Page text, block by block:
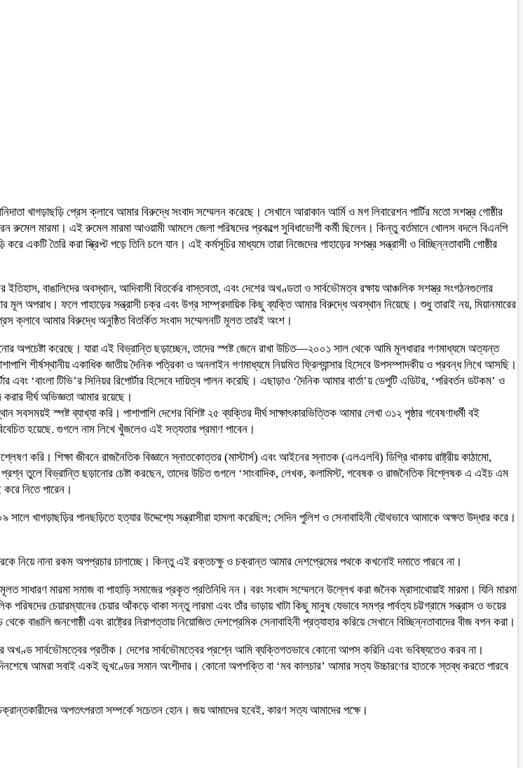
খাগড়াছড়ি প্রেস ক্লাবে আমার বিরুদ্ধে সংবাদ সম্মেলন করেছে। সেখানে আরাকান আর্মি ও মগ লিবারেশন পার্টির মতো সশস্ত্র গোষ্ঠীর
রুমেল মারমা। এই রুমেল মারমা আওয়ামী আমলে জেলা পরিষদের প্রকল্পে সুবিধাভোগী কর্মী ছিলেন। কিন্তু বর্তমানে খোলস বদলে বিএনপি
তৈরি করা স্ক্রিপ্ট পড়ে তিনি চলে যান। এই কর্মসূচির মাধ্যমে তারা নিজেদের পাহাড়ের সশস্ত্র সন্ত্রাসী ও বিচ্ছিন্নতাবাদী গোষ্ঠীর
বাঙালিদের অবস্থান, আদিবাসী বিতর্কের বাস্তবতা, এবং দেশের অখণ্ডতা ও সার্বভৌমত্ব রক্ষায় আঞ্চলিক সশস্ত্র সংগঠনগুলোর
অপরাধ। ফলে পাহাড়ের সন্ত্রাসী চক্র এবং উগ্র সাম্প্রদায়িক কিছু ব্যক্তি আমার বিরুদ্ধে অবস্থান নিয়েছে। শুধু তারাই নয়, মিয়ানমারের
ক্লাবে আমার বিরুদ্ধে অনুষ্ঠিত বিতর্কিত সংবাদ সম্মেলনটি মূলত তারই অংশ।
অপচেষ্টা করেছে। যারা এই বিভ্রান্তি ছড়াচ্ছেন, তাদের স্পষ্ট জেনে রাখা উচিত—২০০১ সাল থেকে আমি মূলধারার গণমাধ্যমে অত্যন্ত
শীর্ষস্থানীয় একাধিক জাতীয় দৈনিক পত্রিকা ও অনলাইন গণমাধ্যমে নিয়মিত ফ্রিল্যান্সার হিসেবে উপসম্পাদকীয় ও প্রবন্ধ লিখে আসছি।
‘বাংলা টিভি’র সিনিয়র রিপোর্টার হিসেবে দায়িত্ব পালন করেছি। এছাড়াও ‘দৈনিক আমার বার্তা’য় ডেপুটি এডিটর, ‘পরিবর্তন ডটকম’ ও
করার দীর্ঘ অভিজ্ঞতা আমার রয়েছে।
স্পষ্ট ব্যাখ্যা করি। পাশাপাশি দেশের বিশিষ্ট ২৫ ব্যক্তির দীর্ঘ সাক্ষাৎকারভিত্তিক আমার লেখা ৩১২ পৃষ্ঠার গবেষণাধর্মী বই
হয়েছে. গুগলে নাম লিখে খুঁজলেও এই সত্যতার প্রমাণ পাবেন।
করি। শিক্ষা জীবনে রাজনৈতিক বিজ্ঞানে স্নাতকোত্তর (মাস্টার্স) এবং আইনের স্নাতক (এলএলবি) ডিগ্রি থাকায় রাষ্ট্রীয় কাঠামো,
তুলে বিভ্রান্তি ছড়ানোর চেষ্টা করছেন, তাদের উচিত গুগলে ‘সাংবাদিক, লেখক, কলামিস্ট, গবেষক ও রাজনৈতিক বিশ্লেষক এ এইচ এম
নিতে পারেন।
খাগড়াছড়ির পানছড়িতে হত্যার উদ্দেশ্যে সন্ত্রাসীরা হামলা করেছিল; সেদিন পুলিশ ও সেনাবাহিনী যৌথভাবে আমাকে অক্ষত উদ্ধার করে।
নিয়ে নানা রকম অপপ্রচার চালাচ্ছে। কিন্তু এই রক্তচক্ষু ও চক্রান্ত আমার দেশপ্রেমের পথকে কখনোই দমাতে পারবে না।
সাধারণ মারমা সমাজ বা পাহাড়ি সমাজের প্রকৃত প্রতিনিধি নন। বরং সংবাদ সম্মেলনে উল্লেখ করা জনৈক ম্রাসাথোয়াই মারমা। যিনি মারমা
চেয়ারম্যানের চেয়ার আঁকড়ে থাকা সন্তু লারমা এবং তাঁর ভাড়ায় খাটা কিছু মানুষ যেভাবে সমগ্র পার্বত্য চট্টগ্রামে সন্ত্রাস ও ভয়ের
জনগোষ্ঠী এবং রাষ্ট্রের নিরাপত্তায় নিয়োজিত দেশপ্রেমিক সেনাবাহিনী প্রত্যাহার করিয়ে সেখানে বিচ্ছিন্নতাবাদের বীজ বপন করা।
অখণ্ড সার্বভৌমত্বের প্রতীক। দেশের সার্বভৌমত্বের প্রশ্নে আমি ব্যক্তিগতভাবে কোনো আপস করিনি এবং ভবিষ্যতেও করব না।
আমরা সবাই একই ভূখণ্ডের সমান অংশীদার। কোনো অপশক্তি বা ‘মব কালচার’ আমার সত্য উচ্চারণের হাতকে স্তব্ধ করতে পারবে
অপতৎপরতা সম্পর্কে সচেতন হোন। জয় আমাদের হবেই, কারণ সত্য আমাদের পক্ষে।